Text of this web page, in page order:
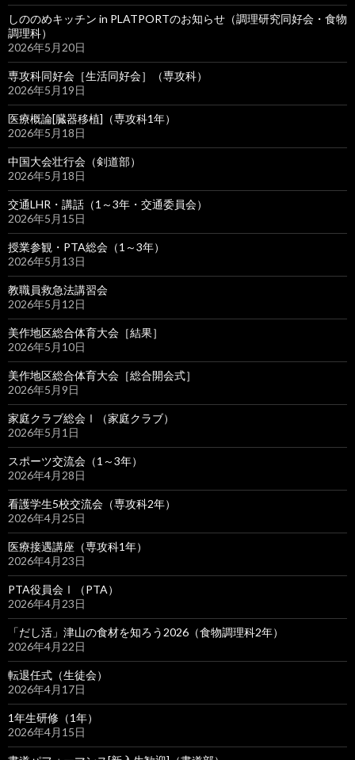
しののめキッチン in PLATPORTのお知らせ（調理研究同好会・食物
調理科）
2026年5月20日
専攻科同好会［生活同好会］（専攻科）
2026年5月19日
医療概論[臓器移植]（専攻科1年）
2026年5月18日
中国大会壮行会（剣道部）
2026年5月18日
交通LHR・講話（1～3年・交通委員会）
2026年5月15日
授業参観・PTA総会（1～3年）
2026年5月13日
教職員救急法講習会
2026年5月12日
美作地区総合体育大会［結果］
2026年5月10日
美作地区総合体育大会［総合開会式］
2026年5月9日
家庭クラブ総会Ⅰ（家庭クラブ）
2026年5月1日
スポーツ交流会（1～3年）
2026年4月28日
看護学生5校交流会（専攻科2年）
2026年4月25日
医療接遇講座（専攻科1年）
2026年4月23日
PTA役員会Ⅰ（PTA）
2026年4月23日
「だし活」津山の食材を知ろう2026（食物調理科2年）
2026年4月22日
転退任式（生徒会）
2026年4月17日
1年生研修（1年）
2026年4月15日